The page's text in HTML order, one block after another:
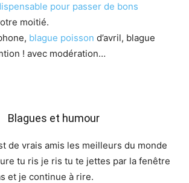
pour passer de bons
moitié.
blague poisson d’avril, blague
! avec modération…
Blagues et humour
de vrais amis les meilleurs du monde
tu ris je ris tu te jettes par la fenêtre
et je continue à rire.